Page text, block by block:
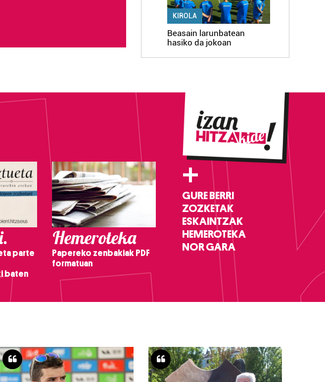
KIROLA
Beasain larunbatean
hasiko da jokoan
parte
baten
Hemeroteka
Papereko zenbakiak PDF
formatuan
+
GURE BERRI
ZOZKETAK
ESKAINTZAK
HEMEROTEKA
NOR GARA